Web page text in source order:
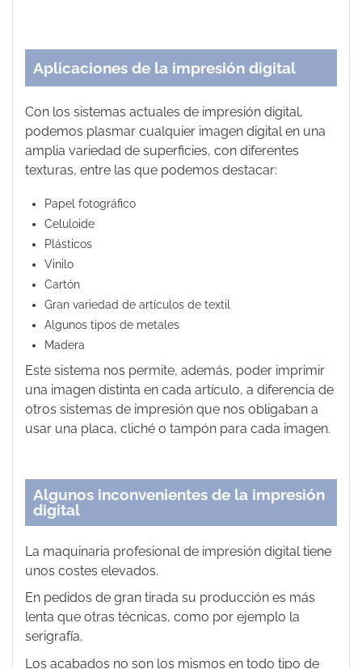
Aplicaciones de la impresión digital
Con los sistemas actuales de impresión digital,
podemos plasmar cualquier imagen digital en una
amplia variedad de superficies, con diferentes
texturas, entre las que podemos destacar:
Papel fotográfico
Celuloide
Plásticos
Vinilo
Cartón
Gran variedad de artículos de textil
Algunos tipos de metales
Madera
Este sistema nos permite, además, poder imprimir
una imagen distinta en cada artículo, a diferencia de
otros sistemas de impresión que nos obligaban a
usar una placa, cliché o tampón para cada imagen.
Algunos inconvenientes de la impresión
digital
La maquinaria profesional de impresión digital tiene
unos costes elevados.
En pedidos de gran tirada su producción es más
lenta que otras técnicas, como por ejemplo la
serigrafía.
Los acabados no son los mismos en todo tipo de